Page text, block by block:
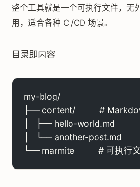
整个工具就是一个可执行文件，无
用，适合各种 CI/CD 场景。
目录即内容
my-blog/
├── content/          #
│   ├── hello-world.md
│   └── another-post.md
└── marmite          # 可执行